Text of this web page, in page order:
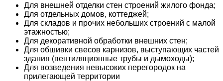
Для внешней отделки стен строений жилого фонда;
Для отдельных домов, коттеджей;
Для складов и прочих небольших строений с малой
этажностью;
Для декоративной обработки внешних стен;
Для обшивки свесов карнизов, выступающих частей
здания (вентиляционные трубы и дымоходы);
Для возведения невысоких перегородок на
прилегающей территории